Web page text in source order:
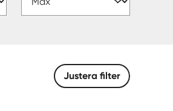
Justera filter